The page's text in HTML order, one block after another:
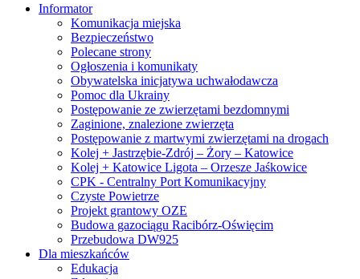
Informator
Komunikacja miejska
Bezpieczeństwo
Polecane strony
Ogłoszenia i komunikaty
Obywatelska inicjatywa uchwałodawcza
Pomoc dla Ukrainy
Postępowanie ze zwierzętami bezdomnymi
Zaginione, znalezione zwierzęta
Postępowanie z martwymi zwierzętami na drogach
Kolej + Jastrzębie-Zdrój – Żory – Katowice
Kolej + Katowice Ligota – Orzesze Jaśkowice
CPK - Centralny Port Komunikacyjny
Czyste Powietrze
Projekt grantowy OZE
Budowa gazociągu Racibórz-Oświęcim
Przebudowa DW925
Dla mieszkańców
Edukacja